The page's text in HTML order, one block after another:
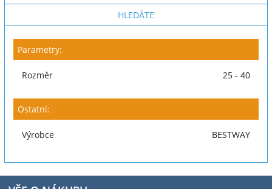
HLEDÁTE
Parametry:
Rozměr 25 - 40
Ostatní:
Výrobce BESTWAY